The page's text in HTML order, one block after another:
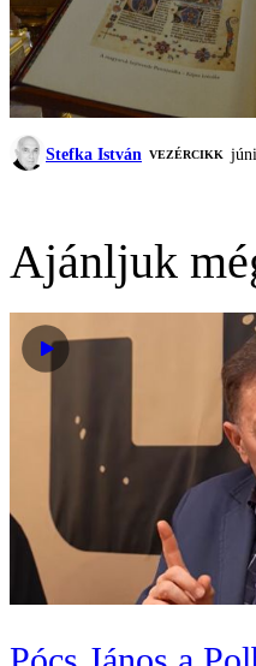
Stefka István VEZÉRCIKK
Ajánljuk